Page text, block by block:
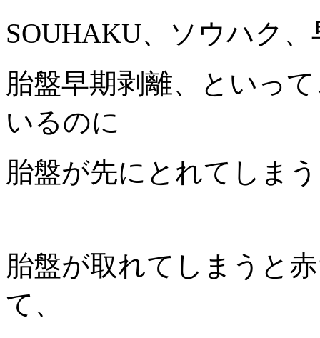
SOUHAKU、ソウハク、
胎盤早期剥離、といっ
いるのに
胎盤が先にとれてしま
胎盤が取れてしまうと
て、